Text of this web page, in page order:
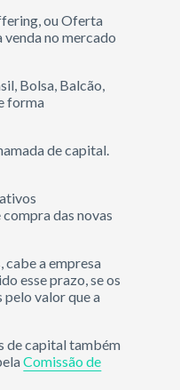
ou Oferta
no mercado
Bolsa, Balcão,
forma
de capital.
das novas
cabe a empresa
esse prazo, se os
pelo valor que a
de capital também
Comissão de